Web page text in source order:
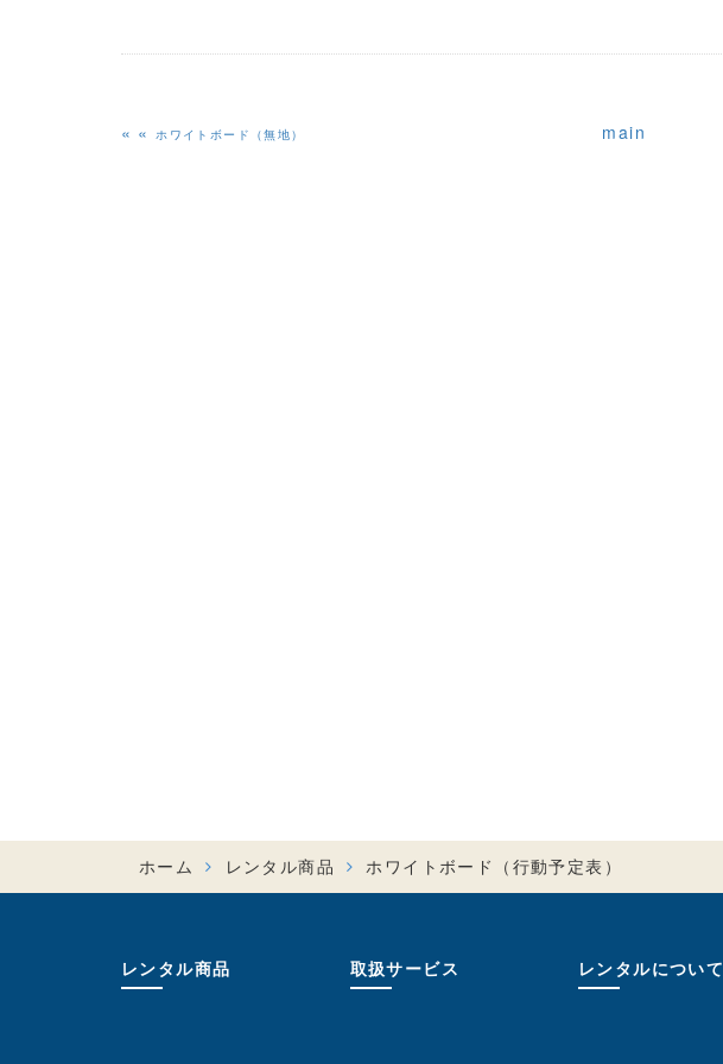
« ホワイトボード（無地） main
ホーム レンタル商品 ホワイトボード（行動予定表）
レンタル商品 取扱サービス レンタルについて